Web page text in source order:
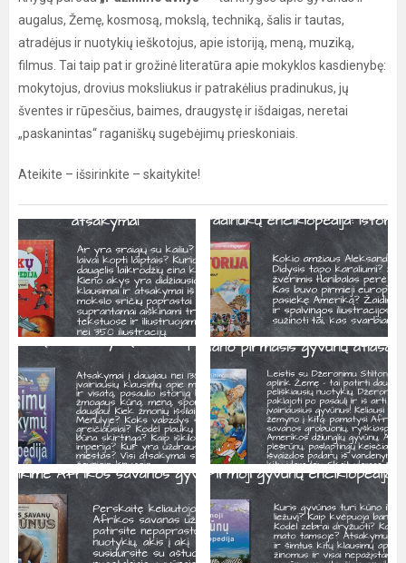
augalus, Žemę, kosmosą, mokslą, techniką, šalis ir tautas,
atradėjus ir nuotykių ieškotojus, apie istoriją, meną, muziką,
filmus. Tai taip pat ir grožinė literatūra apie mokyklos kasdienybę:
mokytojus, drovius moksliukus ir patrakėlius pradinukus, jų
šventes ir rūpesčius, baimes, draugystę ir išdaigas, neretai
„paskanintas“ raganiškų sugebėjimų prieskoniais.
Ateikite – išsirinkite – skaitykite!